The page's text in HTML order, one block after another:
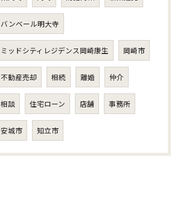
バンベール明大寺
ミッドシティレジデンス岡崎康生 岡崎市
不動産売却 相続 離婚 仲介
相談 住宅ローン 店舗 事務所
安城市 知立市